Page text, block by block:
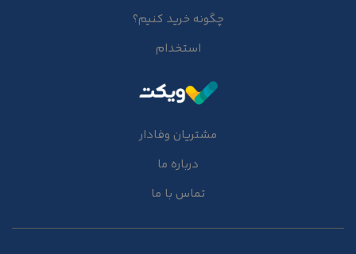
چگونه خرید کنیم؟
استخدام
مشتریان وفادار
درباره ما
تماس با ما